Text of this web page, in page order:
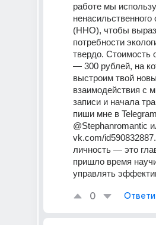
работе мы
(ННО), чтобы
потребности
твердо. Стоимость
— 300 рублей, на
выстроим твой
взаимодействия с
записи и начала
пиши мне в
@Stephanromantic
vk.com/
личность — это
пришло время
управлять
0